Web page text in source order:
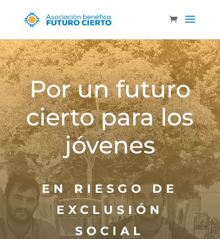
Por un futuro
cierto para los
jóvenes
EN RIESGO DE
EXCLUSIÓN
SOCIAL